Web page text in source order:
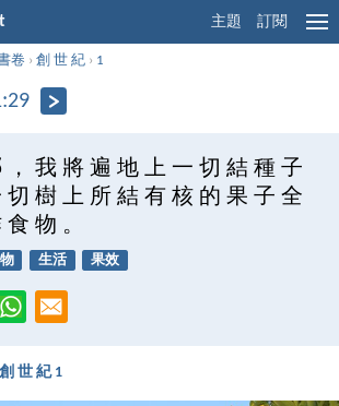
主題 訂閱
卷 ›創 世 紀 › 1
， 我 將 遍 地 上 一 切 結 種 子
切 樹 上 所 結 有 核 的 果 子 全
物 。
生活 果效
創 世 紀 1